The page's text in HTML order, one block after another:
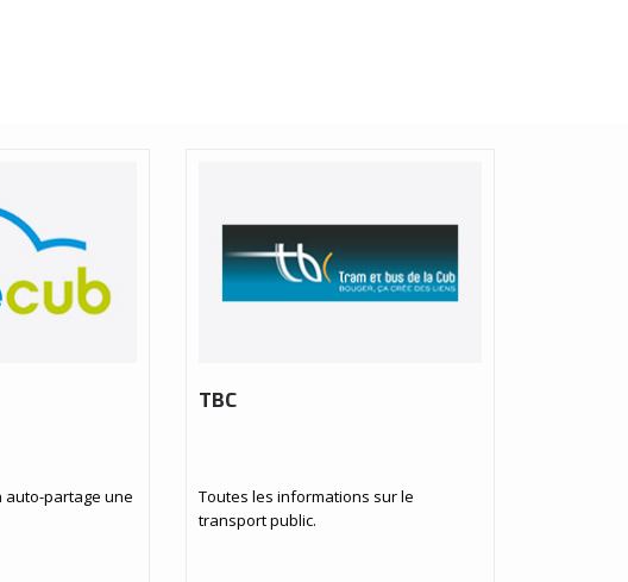
auto-partage une
TBC
Toutes les informations sur le
transport public.